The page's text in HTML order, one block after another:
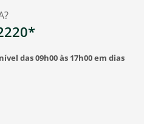
das 09h00 às 17h00 em dias